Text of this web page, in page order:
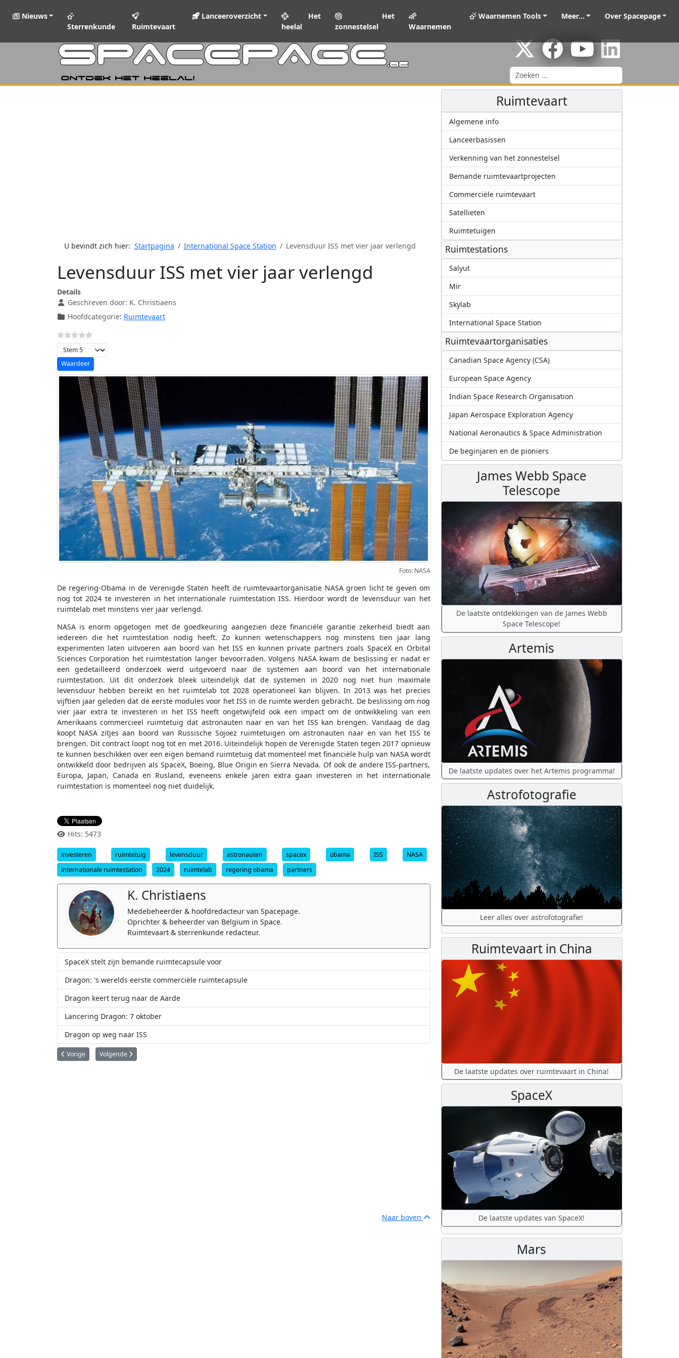
Nieuws
Sterrenkunde
Ruimtevaart
Lanceeroverzicht
Het
heelal
Het
zonnestelsel
Waarnemen
Waarnemen Tools Meer... Over Spacepage
SPACEPAGE.be
Ontdek het heelal!
Zoeken
U bevindt zich hier: Startpagina International Space Station Levensduur ISS met vier jaar verlengd
Levensduur ISS met vier jaar verlengd
Details
Geschreven door: K. Christiaens
Hoofdcategorie: Ruimtevaart
Voeg waardering toe
Foto: NASA
De regering-Obama in de Verenigde Staten heeft de ruimtevaartorganisatie NASA groen licht te geven om
nog tot 2024 te investeren in het internationale ruimtestation ISS. Hierdoor wordt de levensduur van het
ruimtelab met minstens vier jaar verlengd.
NASA is enorm opgetogen met de goedkeuring aangezien deze financiële garantie zekerheid biedt aan
iedereen die het ruimtestation nodig heeft. Zo kunnen wetenschappers nog minstens tien jaar lang
experimenten laten uitvoeren aan boord van het ISS en kunnen private partners zoals SpaceX en Orbital
Sciences Corporation het ruimtestation langer bevoorraden. Volgens NASA kwam de beslissing er nadat er
een gedetailleerd onderzoek werd uitgevoerd naar de systemen aan boord van het internationale
ruimtestation. Uit dit onderzoek bleek uiteindelijk dat de systemen in 2020 nog niet hun maximale
levensduur hebben bereikt en het ruimtelab tot 2028 operationeel kan blijven. In 2013 was het precies
vijftien jaar geleden dat de eerste modules voor het ISS in de ruimte werden gebracht. De beslissing om nog
vier jaar extra te investeren in het ISS heeft ongetwijfeld ook een impact om de ontwikkeling van een
Amerikaans commercieel ruimtetuig dat astronauten naar en van het ISS kan brengen. Vandaag de dag
koopt NASA zitjes aan boord van Russische Sojoez ruimtetuigen om astronauten naar en van het ISS te
brengen. Dit contract loopt nog tot en met 2016. Uiteindelijk hopen de Verenigde Staten tegen 2017 opnieuw
te kunnen beschikken over een eigen bemand ruimtetuig dat momenteel met financiële hulp van NASA wordt
ontwikkeld door bedrijven als SpaceX, Boeing, Blue Origin en Sierra Nevada. Of ook de andere ISS-partners,
Europa, Japan, Canada en Rusland, eveneens enkele jaren extra gaan investeren in het internationale
ruimtestation is momenteel nog niet duidelijk.
Hits: 5473
investeren ruimtetuig levensduur astronauten spacex obama ISS
NASA
internationale ruimtestation
2024 ruimtelab regering obama partners
K. Christiaens
Medebeheerder & hoofdredacteur van Spacepage.
Oprichter & beheerder van Belgium in Space.
Ruimtevaart & sterrenkunde redacteur.
SpaceX stelt zijn bemande ruimtecapsule voor
Dragon: 's werelds eerste commerciële ruimtecapsule
Dragon keert terug naar de Aarde
Lancering Dragon: 7 oktober
Dragon op weg naar ISS
Vorig artikel: Astronauten voeren op kerstavond ruimtewandeling uit
Vorige Volgende artikel: Cygnus aan ISS gekoppeld
Volgende
Naar boven
Ruimtevaart
Algemene info
Lanceerbasissen
Verkenning van het zonnestelsel
Bemande ruimtevaartprojecten
Commerciële ruimtevaart
Satellieten
Ruimtetuigen
Ruimtestations
Salyut
Mir
Skylab
International Space Station
Ruimtevaartorganisaties
Canadian Space Agency (CSA)
European Space Agency
Indian Space Research Organisation
Japan Aerospace Exploration Agency
National Aeronautics & Space Administration
De beginjaren en de pioniers
James Webb Space
Telescope
De laatste ontdekkingen van de James Webb
Space Telescope!
Artemis
De laatste updates over het Artemis programma!
Astrofotografie
Leer alles over astrofotografie!
Ruimtevaart in China
De laatste updates over ruimtevaart in China!
SpaceX
De laatste updates van SpaceX!
Mars